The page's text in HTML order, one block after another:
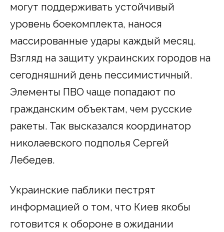
могут поддерживать устойчивый
уровень боекомплекта, нанося
массированные удары каждый месяц.
Взгляд на защиту украинских городов на
сегодняшний день пессимистичный.
Элементы ПВО чаще попадают по
гражданским объектам, чем русские
ракеты. Так высказался координатор
николаевского подполья Сергей
Лебедев.
Украинские паблики пестрят
информацией о том, что Киев якобы
готовится к обороне в ожидании